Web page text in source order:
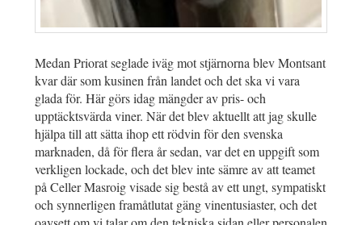
Medan Priorat seglade iväg mot stjärnorna blev Montsant
kvar där som kusinen från landet och det ska vi vara
glada för. Här görs idag mängder av pris- och
upptäcktsvärda viner. När det blev aktuellt att jag skulle
hjälpa till att sätta ihop ett rödvin för den svenska
marknaden, då för flera år sedan, var det en uppgift som
verkligen lockade, och det blev inte sämre av att teamet
på Celler Masroig visade sig bestå av ett ungt, sympatiskt
och synnerligen framåtlutat gäng vinentusiaster, och det